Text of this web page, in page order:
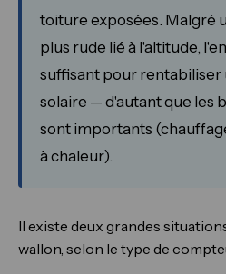
toiture exposées. Malgré
plus rude lié à l'altitude,
suffisant pour rentabiliser
solaire — d'autant que les
sont importants
à chaleur).
Il existe deux grandes
wallon, selon le type de